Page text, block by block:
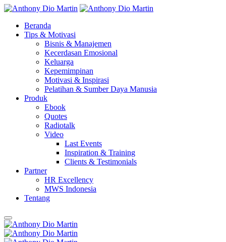
Beranda
Tips & Motivasi
Bisnis & Manajemen
Kecerdasan Emosional
Keluarga
Kepemimpinan
Motivasi & Inspirasi
Pelatihan & Sumber Daya Manusia
Produk
Ebook
Quotes
Radiotalk
Video
Last Events
Inspiration & Training
Clients & Testimonials
Partner
HR Excellency
MWS Indonesia
Tentang